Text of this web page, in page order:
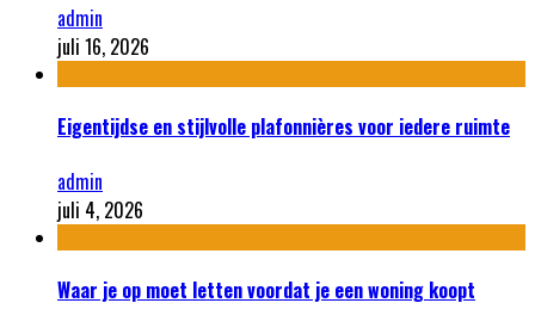
admin
juli 16, 2026
Eigentijdse en stijlvolle plafonnières voor iedere ruimte
admin
juli 4, 2026
Waar je op moet letten voordat je een woning koopt